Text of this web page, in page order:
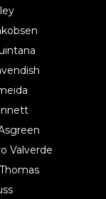
Valverde